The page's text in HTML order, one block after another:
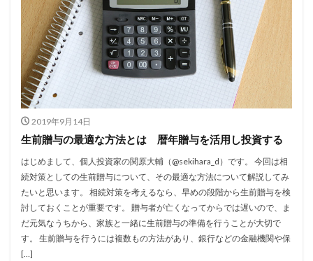
2019年9月14日
生前贈与の最適な方法とは 暦年贈与を活用し投資する
はじめまして、個人投資家の関原大輔（@sekihara_d）です。 今回は相
続対策としての生前贈与について、その最適な方法について解説してみ
たいと思います。 相続対策を考えるなら、早めの段階から生前贈与を検
討しておくことが重要です。 贈与者が亡くなってからでは遅いので、ま
だ元気なうちから、家族と一緒に生前贈与の準備を行うことが大切で
す。 生前贈与を行うには複数もの方法があり、銀行などの金融機関や保
[…]